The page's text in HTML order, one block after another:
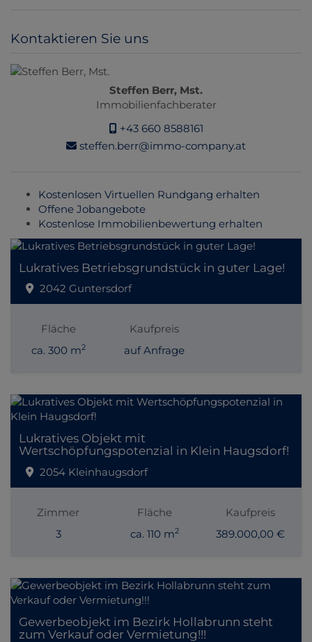
Kontaktieren Sie uns
Steffen Berr, Mst.
Immobilienfachberater
+43 660 8588161
steffen.berr@immo-company.at
Kostenlosen Virtuellen Rundgang erhalten
Offene Jobangebote
Kostenlose Immobilienbewertung erhalten
Lukratives Betriebsgrundstück in guter Lage!
2042 Guntersdorf
Fläche
ca. 300 m2
Kaufpreis
auf Anfrage
Lukratives Objekt mit
Wertschöpfungspotenzial in Klein Haugsdorf!
2054 Kleinhaugsdorf
Zimmer
3
Fläche
ca. 110 m2
Kaufpreis
389.000,00 €
Gewerbeobjekt im Bezirk Hollabrunn steht
zum Verkauf oder Vermietung!!!